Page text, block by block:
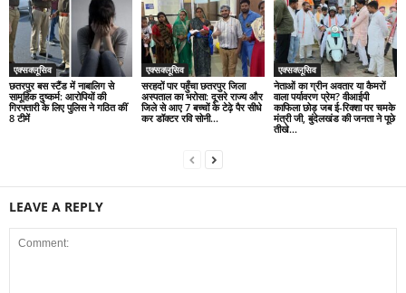
एक्सक्लूसिव
छतरपुर बस स्टैंड में नाबालिग से
सामूहिक दुष्कर्म: आरोपियों की
गिरफ्तारी के लिए पुलिस ने गठित कीं
8 टीमें
एक्सक्लूसिव
सरहदों पार पहुँचा छतरपुर जिला
अस्पताल का भरोसा: दूसरे राज्य और
जिले से आए 7 बच्चों के टेढ़े पैर सीधे
कर डॉक्टर रवि सोनी...
एक्सक्लूसिव
नेताओं का ग्रीन अवतार या कैमरों
वाला पर्यावरण प्रेम? वीआईपी
काफिला छोड़ जब ई-रिक्शा पर चमके
मंत्री जी, बुंदेलखंड की जनता ने पूछे
तीखे...
LEAVE A REPLY